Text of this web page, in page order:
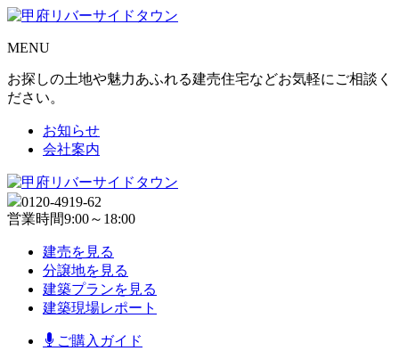
MENU
お探しの土地や魅力あふれる建売住宅などお気軽にご相談く
ださい。
お知らせ
会社案内
0120-4919-62
営業時間9:00～18:00
建売を見る
分譲地を見る
建築プランを見る
建築現場レポート
ご購入ガイド